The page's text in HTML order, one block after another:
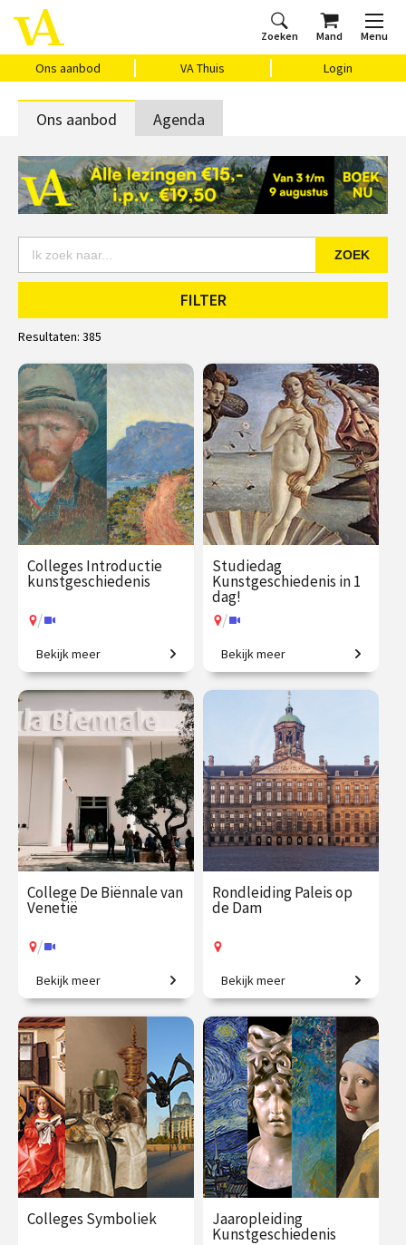
Zoeken Mand Menu
Ons aanbod VA Thuis Login
Home
Ons aanbod
Agenda
VAthuis
Over ons
Vragen?
Cadeaubon
Ons aanbod Agenda
ZOEK
FILTER
Resultaten: 385
Colleges Introductie
kunstgeschiedenis
/
2500 jaar westerse
kunstgeschiedenis in
vogelvlucht.
€ 345.00
vanaf 21
sep.
Op locatie of online
Bekijk meer
Studiedag
Kunstgeschiedenis in 1
dag!
/
Uitdagende expeditie van
Grieken tot moderne kunst.
€ 65.00 / €
aug.
/ Op locatie of online
Bekijk meer
College De Biënnale van
Venetië
/
Een geweldig aanbod aan
hedendaagse kunst.
€ 35.00
vanaf 17
aug.
/ Op locatie of online
Bekijk meer
Rondleiding Paleis op
de Dam
Kom mee en ontdek het
mooiste stadhuis van de
Gouden Eeuw!
€ 27.50
vanaf 12
aug.
Op locatie
Bekijk meer
Colleges Symboliek Jaaropleiding
Kunstgeschiedenis